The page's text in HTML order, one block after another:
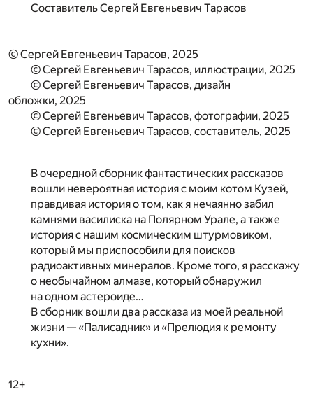
СоставительСергей Евгеньевич Тарасов
© Сергей Евгеньевич Тарасов, 2025
© Сергей Евгеньевич Тарасов, иллюстрации, 2025
© Сергей Евгеньевич Тарасов, дизайн
обложки, 2025
© Сергей Евгеньевич Тарасов, фотографии, 2025
© Сергей Евгеньевич Тарасов, составитель, 2025
В очередной сборник фантастических рассказов
вошли невероятная история с моим котом Кузей,
правдивая история о том, как я нечаянно забил
камнями василиска на Полярном Урале, а также
история с нашим космическим штурмовиком,
который мы приспособили для поисков
радиоактивных минералов. Кроме того, я расскажу
о необычайном алмазе, который обнаружил
на одном астероиде…
В сборник вошли два рассказа из моей реальной
жизни — «Палисадник» и «Прелюдия к ремонту
кухни».
12+